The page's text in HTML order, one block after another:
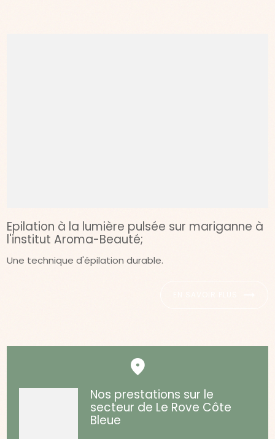
Epilation à la lumière pulsée sur mariganne à
l'institut Aroma-Beauté;
Une technique d'épilation durable.
Nos prestations sur le
secteur de Le Rove Côte
Bleue